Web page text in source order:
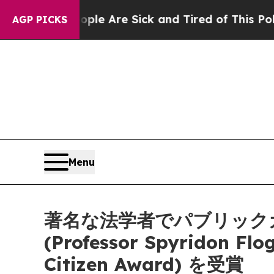
AGP PICKS
“People Are Sick and Tired of This Politics
Menu
著名な法学者でパブリッ
(Professor Spyridon
Citizen Award) を受賞